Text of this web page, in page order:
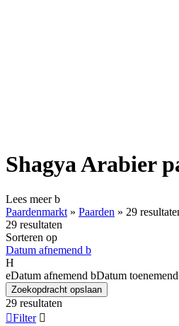
Shagya Arabier
Lees meerb
Paardenmarkt » Paarden » 29
29 resultaten
Sorteren op
Datum afnemend b
H
eDatum afnemend bDatum toenemend
Zoekopdracht opslaan
29 resultaten
Filter 